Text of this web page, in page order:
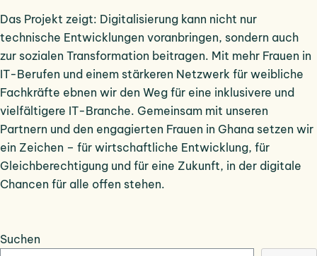
Das Projekt zeigt: Digitalisierung kann nicht nur
technische Entwicklungen voranbringen, sondern auch
zur sozialen Transformation beitragen. Mit mehr Frauen in
IT-Berufen und einem stärkeren Netzwerk für weibliche
Fachkräfte ebnen wir den Weg für eine inklusivere und
vielfältigere IT-Branche. Gemeinsam mit unseren
Partnern und den engagierten Frauen in Ghana setzen wir
ein Zeichen – für wirtschaftliche Entwicklung, für
Gleichberechtigung und für eine Zukunft, in der digitale
Chancen für alle offen stehen.
Suchen